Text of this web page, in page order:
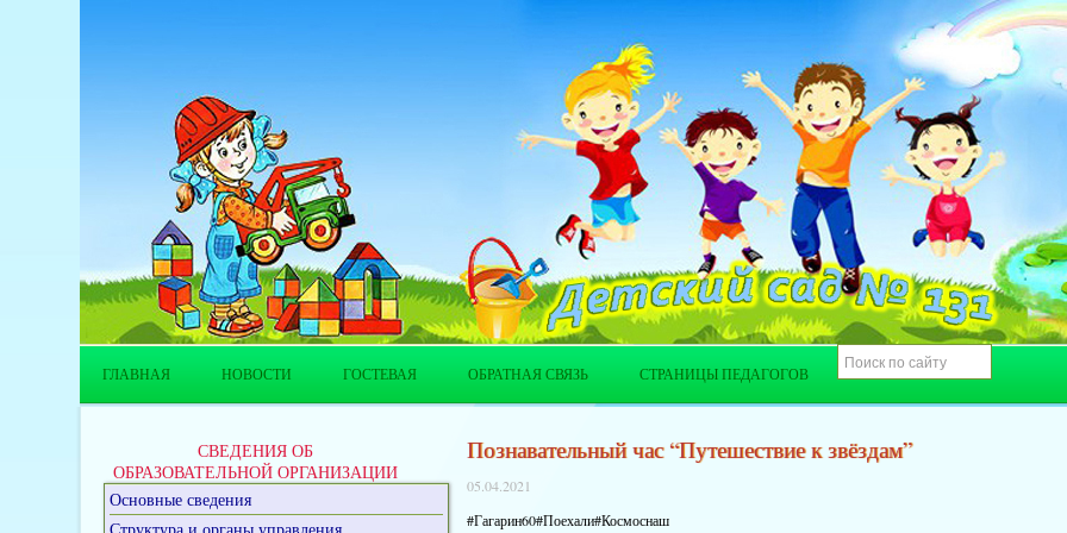
ГЛАВНАЯ НОВОСТИ ГОСТЕВАЯ ОБРАТНАЯ СВЯЗЬ СТРАНИЦЫ ПЕДАГОГОВ
СВЕДЕНИЯ ОБ
ОБРАЗОВАТЕЛЬНОЙ ОРГАНИЗАЦИИ
Основные сведения
Познавательный час “Путешествие к звёздам”
05.04.2021
#Гагарин60#Поехали#Космоснаш